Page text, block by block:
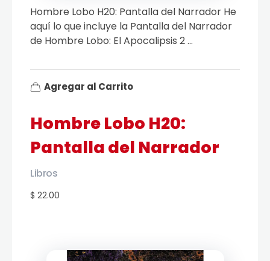
Hombre Lobo H20:
Pantalla del Narrador
$ 22.00
Libros
Hombre Lobo H20: Pantalla del Narrador He
aquí lo que incluye la Pantalla del Narrador
de Hombre Lobo: El Apocalipsis 2 ...
Agregar al Carrito